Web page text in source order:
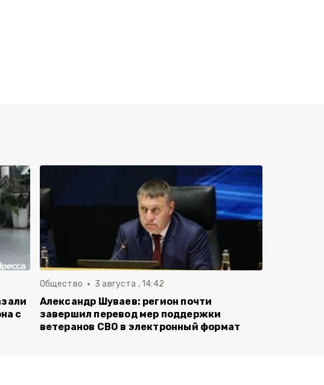
с
Общество 3 августа , 14:42
Александр Шуваев: регион почти
завершил перевод мер поддержки
ветеранов СВО в электронный формат